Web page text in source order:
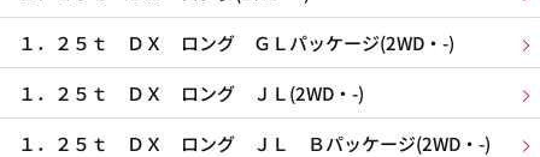
１．２５ｔ ＤＸ ロング ＧＬパッケージ(2WD・-)
１．２５ｔ ＤＸ ロング ＪＬ(2WD・-)
１．２５ｔ ＤＸ ロング ＪＬ Ｂパッケージ(2WD・-)